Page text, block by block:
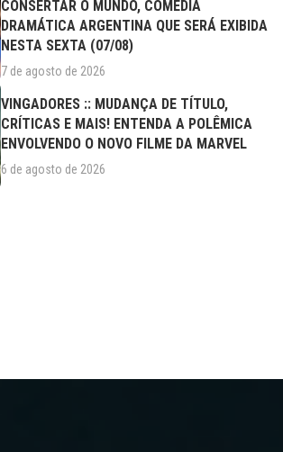
CONSERTAR O MUNDO, COMÉDIA
DRAMÁTICA ARGENTINA QUE SERÁ EXIBIDA
NESTA SEXTA (07/08)
7 de agosto de 2026
VINGADORES :: MUDANÇA DE TÍTULO,
CRÍTICAS E MAIS! ENTENDA A POLÊMICA
ENVOLVENDO O NOVO FILME DA MARVEL
6 de agosto de 2026